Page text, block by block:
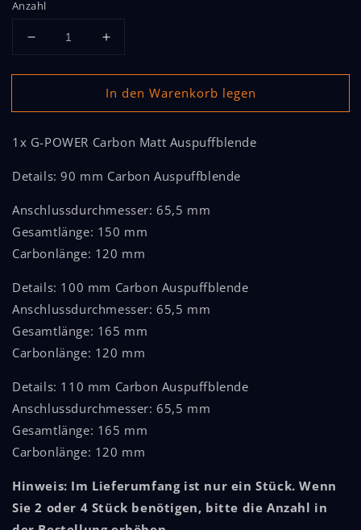
Anzahl
Verringere
Menge
G-
-
Matt
-
NEW
GENERATION
Erhöhe
Menge
für
G-
-
Matt
-
NEW
GENERATION
In den Warenkorb legen
1x G-POWER Carbon Matt Auspuffblende
Details: 90 mm Carbon Auspuffblende
Anschlussdurchmesser: 65,5 mm
Gesamtlänge: 150 mm
Carbonlänge: 120 mm
Details: 100 mm Carbon Auspuffblende
Anschlussdurchmesser: 65,5 mm
Gesamtlänge: 165 mm
Carbonlänge: 120 mm
Details: 110 mm Carbon Auspuffblende
Anschlussdurchmesser: 65,5 mm
Gesamtlänge: 165 mm
Carbonlänge: 120 mm
Hinweis: Im Lieferumfang ist nur ein Stück. Wenn
Sie 2 oder 4 Stück benötigen, bitte die Anzahl in